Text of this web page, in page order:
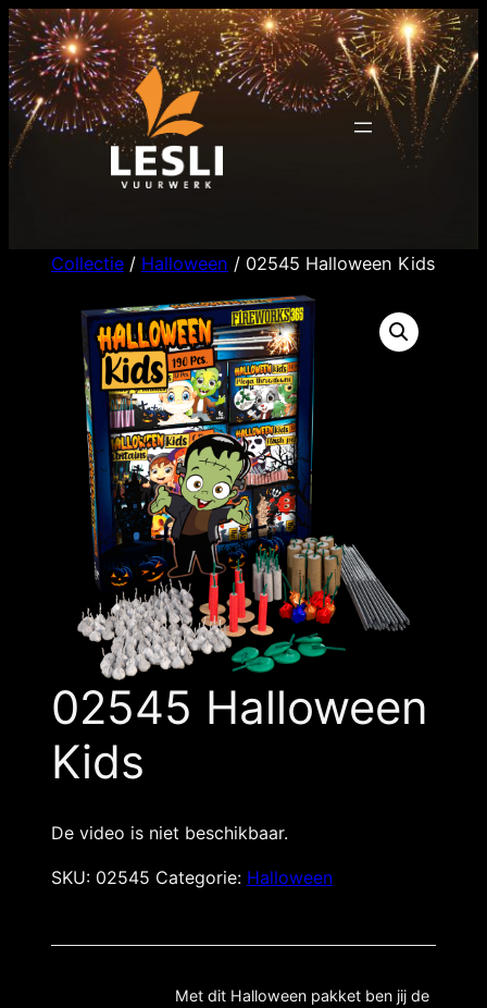
Ga
naar
de
inhoud
Collectie / Halloween / 02545 Halloween Kids
02545 Halloween
Kids
De video is niet beschikbaar.
SKU: 02545 Categorie: Halloween
Met dit Halloween pakket ben jij de